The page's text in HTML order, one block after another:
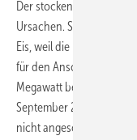
Der stockende Ausbau
Ursachen. So liegen
Eis, weil die
für den Anschluss von
Megawatt bestimmt hat.
September 2022
nicht angeschlossen